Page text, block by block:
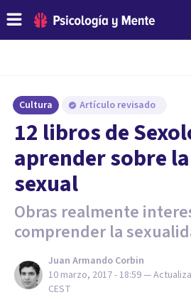
Cultura Artículo revisado
12 libros de
aprender sobre
sexual
Obras realmente
comprender la
Juan Armando Corbin
10 marzo, 2017 - 18:59—
CEST